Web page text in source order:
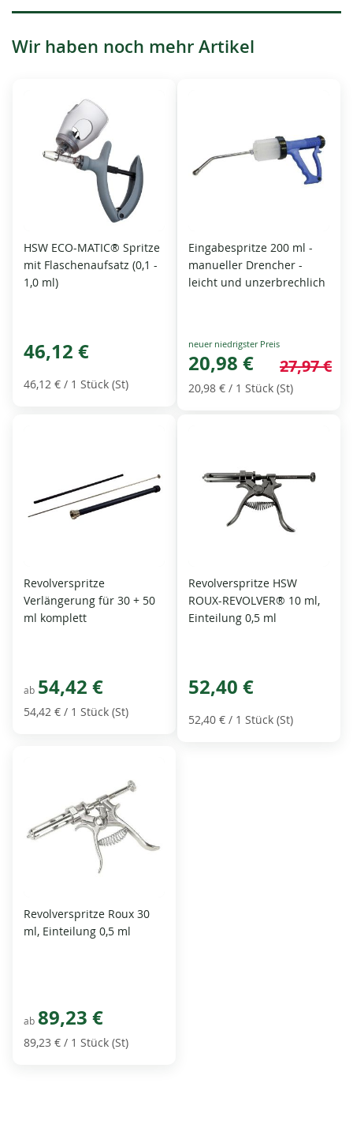
Wir haben noch mehr Artikel
HSW ECO-MATIC® Spritze
mit Flaschenaufsatz (0,1 -
1,0 ml)
46,12 €
46,12 € / 1 Stück (St)
Eingabespritze 200 ml -
manueller Drencher -
leicht und unzerbrechlich
Special
Price
20,98 € 27,97 €
20,98 € / 1 Stück (St)
Revolverspritze
Verlängerung für 30 + 50
ml komplett
ab 54,42 €
54,42 € / 1 Stück (St)
Revolverspritze HSW
ROUX-REVOLVER® 10 ml,
Einteilung 0,5 ml
52,40 €
52,40 € / 1 Stück (St)
Revolverspritze Roux 30
ml, Einteilung 0,5 ml
ab 89,23 €
89,23 € / 1 Stück (St)